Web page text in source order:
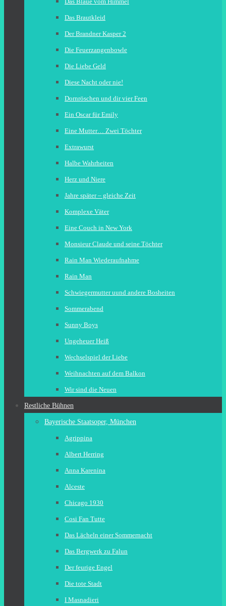
Das Brautkleid
Der Brandner Kasper 2
Die Feuerzangenbowle
Die Liebe Geld
Diese Nacht oder nie!
Dornröschen und dir vier Feen
Ein Oscar für Emily
Eine Mutter… Zwei Töchter
Extrawurst
Halbe Wahrheiten
Herz und Niere
Jahre später – gleiche Zeit
Komplexe Väter
Eine Couch in New York
Monsieur Claude und seine Töchter
Rain Man Wiederaufnahme
Rain Man
Schwiegermutter uund andere Bosheiten
Sommerabend
Sunny Boys
Ungeheuer Heiß
Wechselspiel der Liebe
Weihnachten auf dem Balkon
Wir sind die Neuen
Restliche Bühnen
Bayerische Staatsoper, München
Agrippina
Albert Herring
Anna Karenina
Alceste
Chicago 1930
Cosi Fan Tutte
Das Lächeln einer Sommernacht
Das Bergwerk zu Falun
Der feurige Engel
Die tote Stadt
I Masnadieri